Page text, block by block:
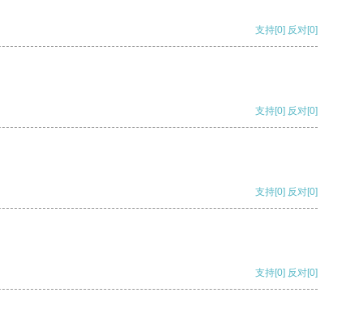
支持[0] 反对[0]
支持[0] 反对[0]
支持[0] 反对[0]
支持[0] 反对[0]